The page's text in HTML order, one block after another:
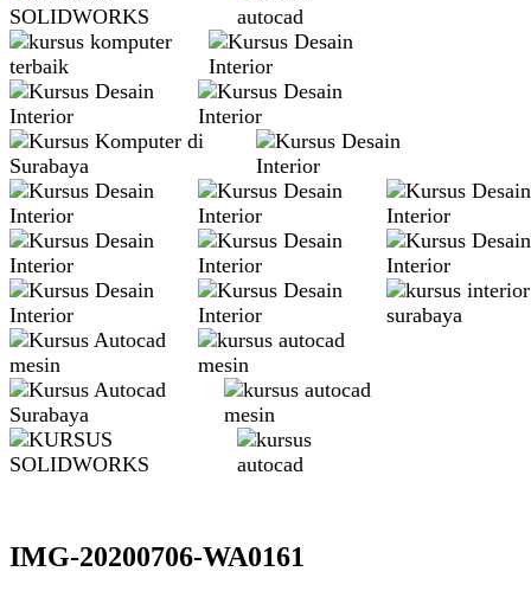
IMG-20200706-WA0161